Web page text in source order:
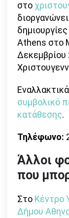
στο
Athens στο
Δεκεμβρίου
συμβολικό
κατάθεσης.
Τηλέφωνο:
Άλλοι
που
Στο Κέντρο
Δήμου